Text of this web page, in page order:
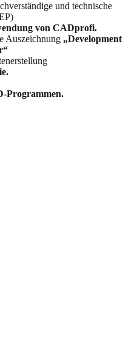
und technische
von CADprofi.
Auszeichnung „Development
Programmen.